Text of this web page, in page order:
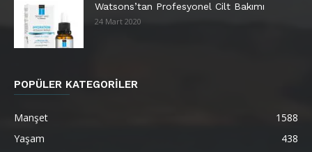
Watsons’tan Profesyonel Cilt Bakımı
24 Mart 2020
POPÜLER KATEGORİLER
Manşet
1588
Yaşam
438